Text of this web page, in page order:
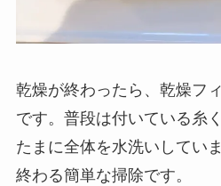
乾燥が終わったら、乾燥フ
です。普段は付いている糸
たまに全体を水洗いしてい
終わる簡単な掃除です。